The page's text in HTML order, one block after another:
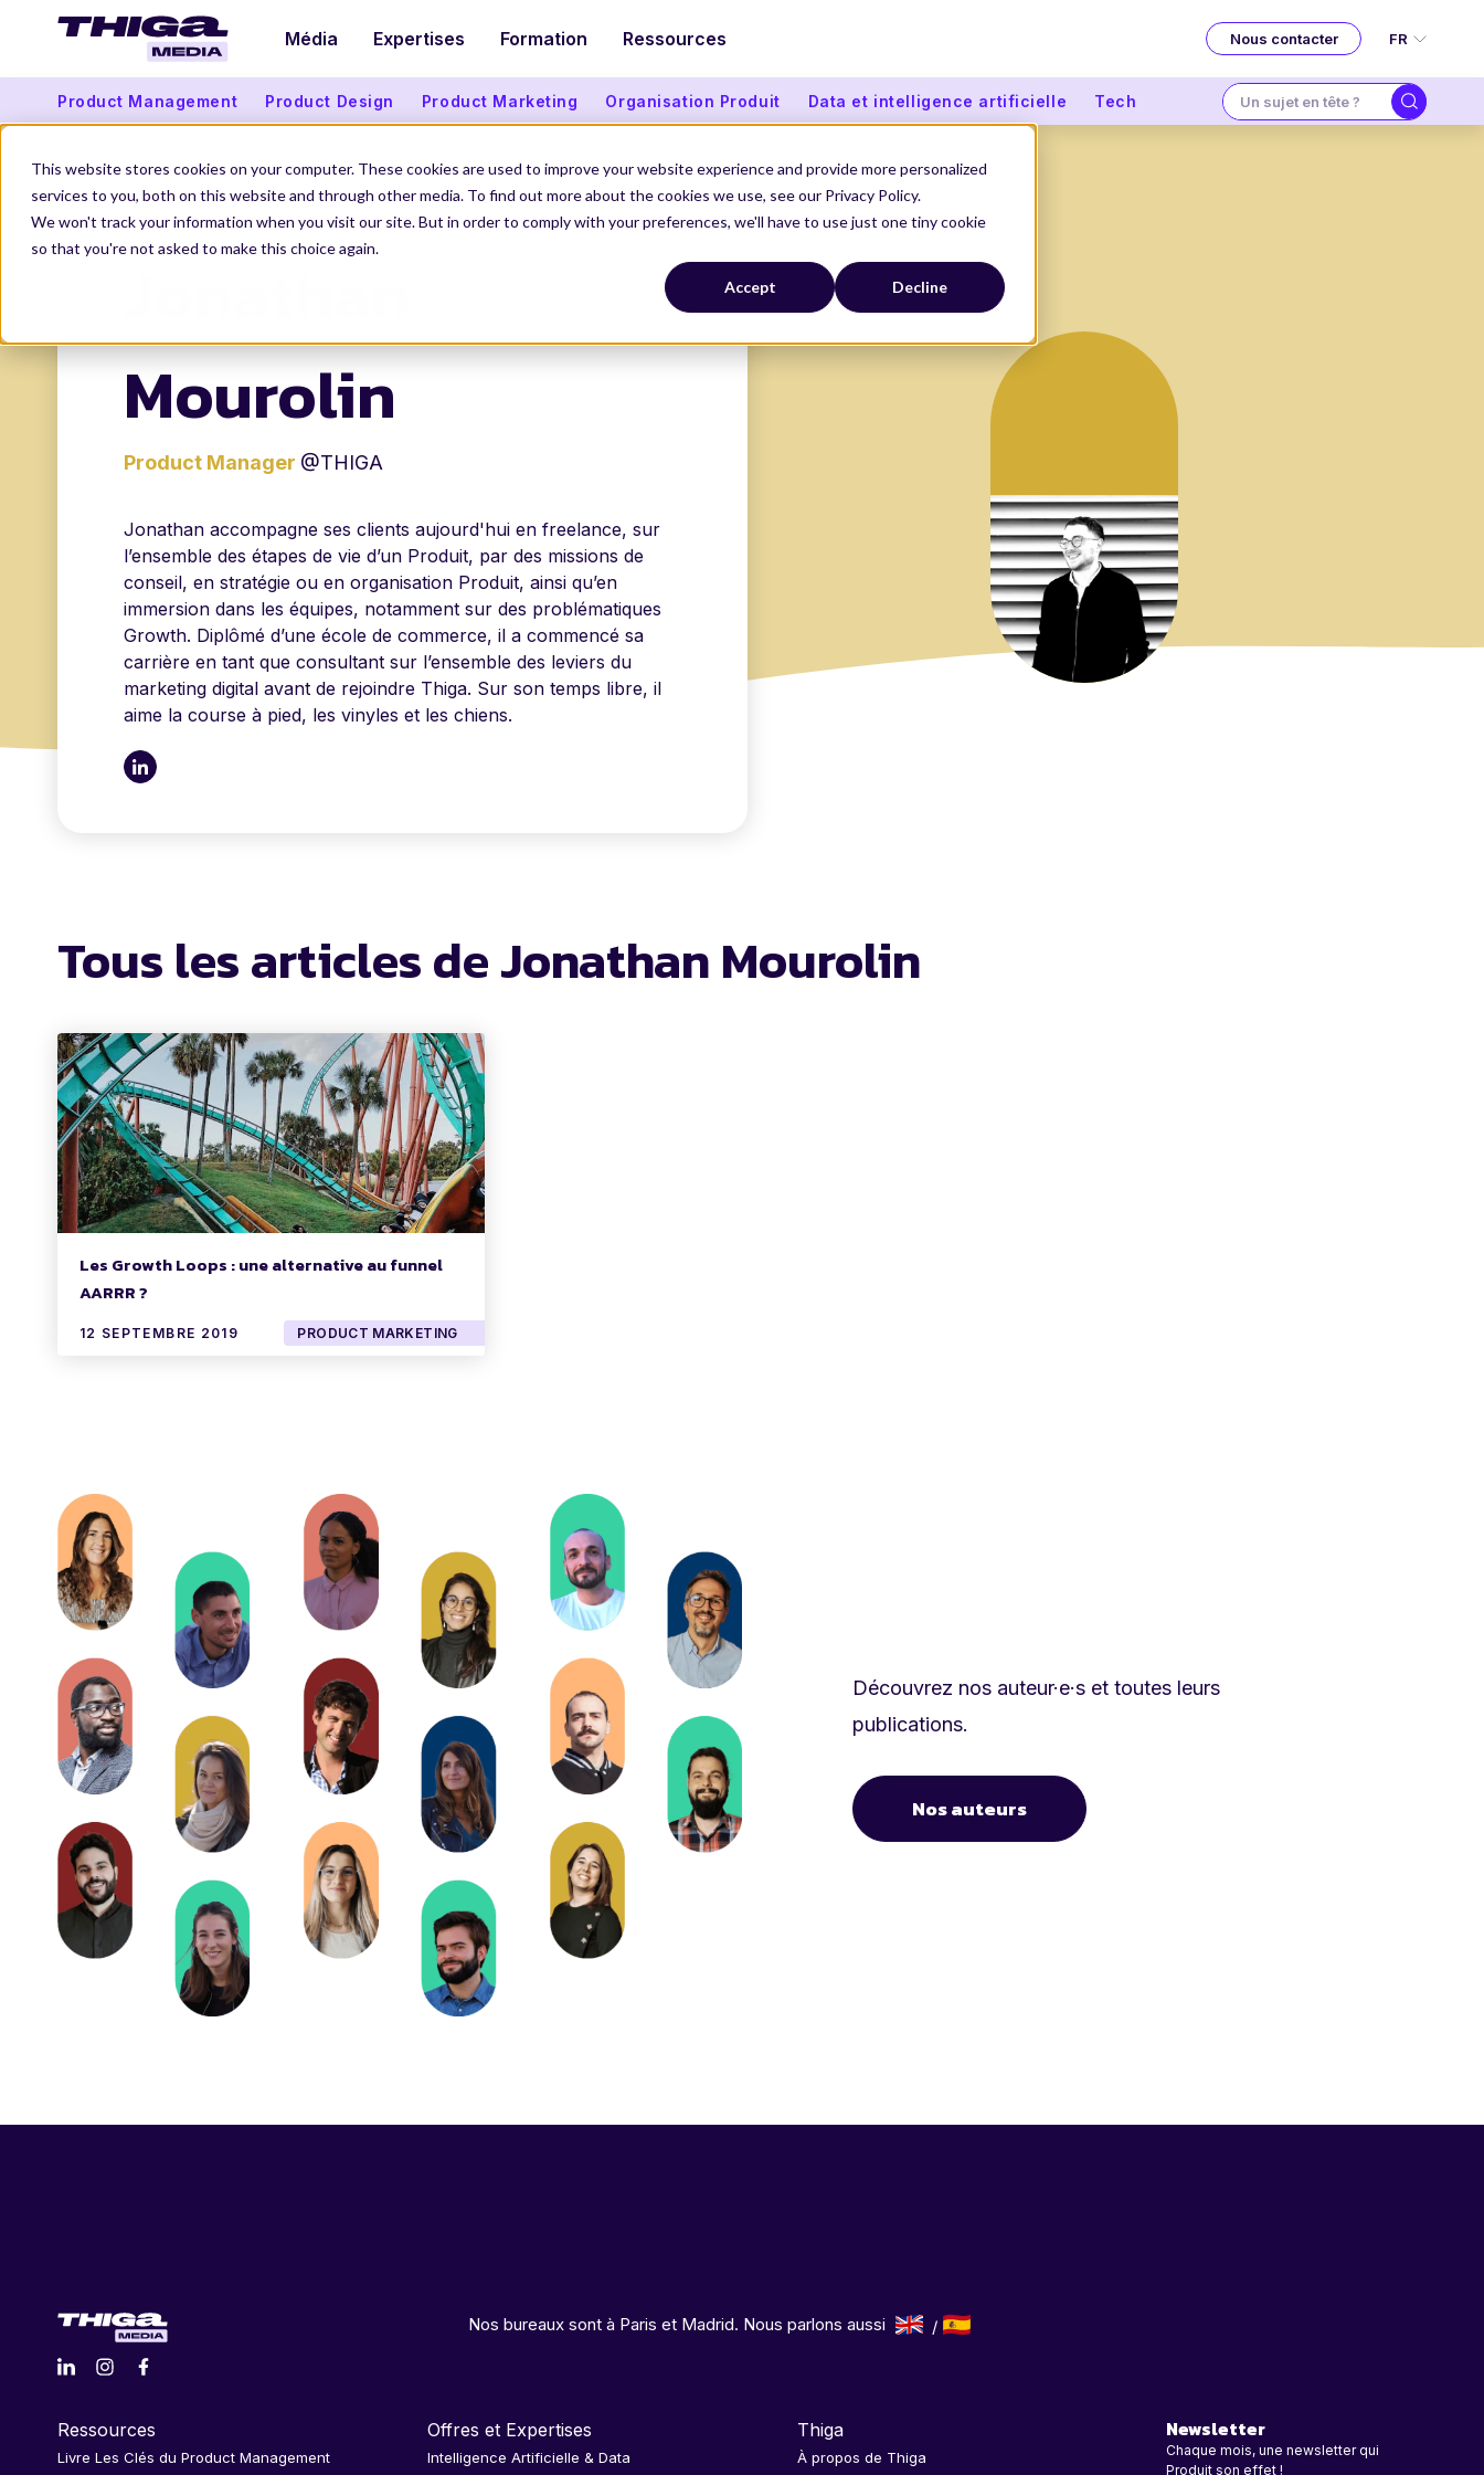
This website stores cookies on your computer. These cookies are used to improve your website experience and provide more personalized
services to you, both on this website and through other media. To find out more about the cookies we use, see our Privacy Policy.
We won't track your information when you visit our site. But in order to comply with your preferences, we'll have to use just one tiny cookie
so that you're not asked to make this choice again.
Accept Decline
Média Expertises Formation Ressources Nous contacter FR
Product Management Product Design Product Marketing Organisation Produit Data et intelligence artificielle Tech
THIGA MEDIA NOS AUTEURS JONATHAN MOUROLIN
Mourolin
Product Manager @THIGA
Jonathan accompagne ses clients aujourd'hui en freelance, sur
l’ensemble des étapes de vie d’un Produit, par des missions de
conseil, en stratégie ou en organisation Produit, ainsi qu’en
immersion dans les équipes, notamment sur des problématiques
Growth. Diplômé d’une école de commerce, il a commencé sa
carrière en tant que consultant sur l’ensemble des leviers du
marketing digital avant de rejoindre Thiga. Sur son temps libre, il
aime la course à pied, les vinyles et les chiens.
Tous les articles de Jonathan Mourolin
Les Growth Loops : une alternative au funnel
AARRR ?
12 SEPTEMBRE 2019 PRODUCT MARKETING
Découvrez nos auteur·e·s et toutes leurs
publications.
Nos auteurs
Nos bureaux sont à Paris et Madrid. Nous parlons aussi
Ressources
Livre Les Clés du Product Management
Offres et Expertises
Intelligence Artificielle & Data
Thiga
À propos de Thiga
Newsletter
Chaque mois, une newsletter qui
Produit son effet !